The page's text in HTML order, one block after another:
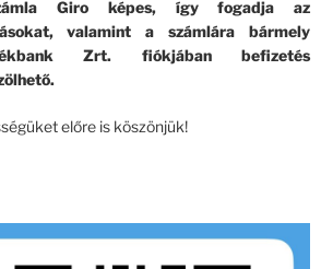
Giro képes, így fogadja az
valamint a számlára bármely
Zrt. fiókjában befizetés
előre is köszönjük!